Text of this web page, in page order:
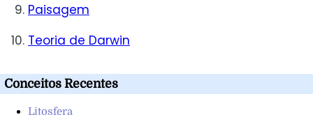
Paisagem
Teoria de Darwin
Conceitos Recentes
Litosfera